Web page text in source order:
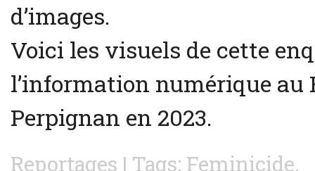
d’images.
Voici les visuels de cette
l’information numérique au
Perpignan en 2023.
Reportages | Tags: Feminicide.